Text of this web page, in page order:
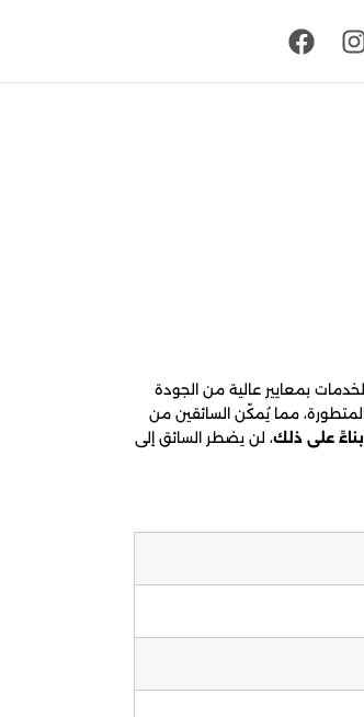
بمعايير عالية من الجودة
مما يُمكّن السائقين من
على ذلك، لن يضطر السائق إلى